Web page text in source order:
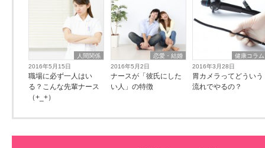
人間関係
2016年5月15日
職場に必ず一人はい
る？こんな先輩ナース
（+_+）
恋愛・結婚
2016年5月2日
ナースが「彼氏にした
い人」の特徴
健康コラム
2016年3月28日
胃カメラってどういう
流れでやるの？